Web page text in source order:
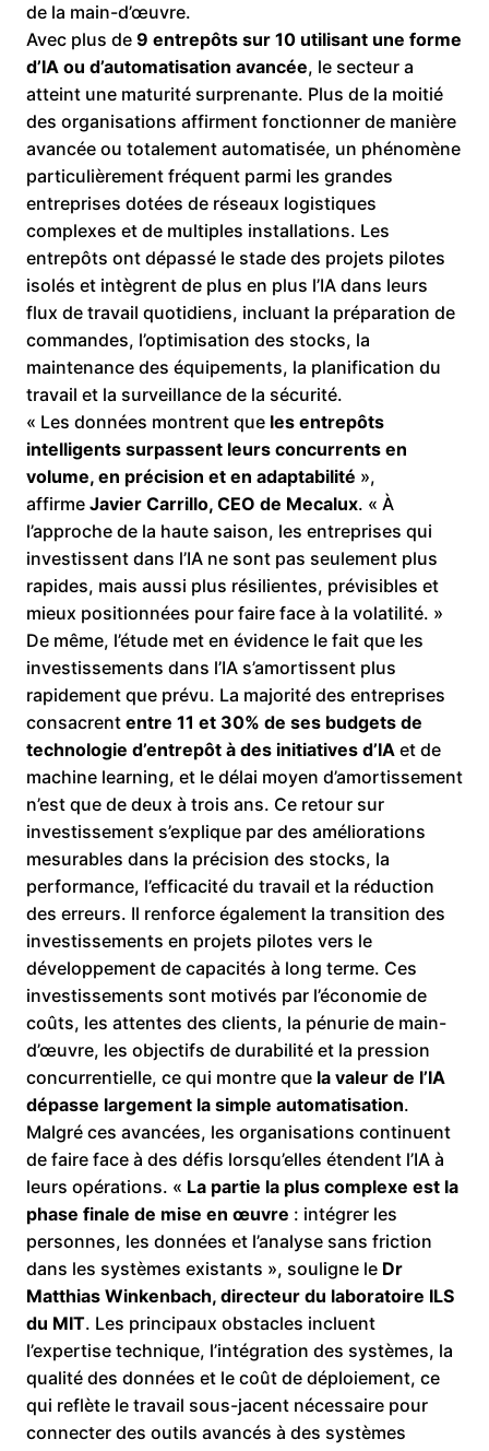
de la main-d’œuvre.
Avec plus de 9 entrepôts sur 10 utilisant une forme
d’IA ou d’automatisation avancée, le secteur a
atteint une maturité surprenante. Plus de la moitié
des organisations affirment fonctionner de manière
avancée ou totalement automatisée, un phénomène
particulièrement fréquent parmi les grandes
entreprises dotées de réseaux logistiques
complexes et de multiples installations. Les
entrepôts ont dépassé le stade des projets pilotes
isolés et intègrent de plus en plus l’IA dans leurs
flux de travail quotidiens, incluant la préparation de
commandes, l’optimisation des stocks, la
maintenance des équipements, la planification du
travail et la surveillance de la sécurité.
« Les données montrent que les entrepôts
intelligents surpassent leurs concurrents en
volume, en précision et en adaptabilité »,
affirme Javier Carrillo, CEO de Mecalux. « À
l’approche de la haute saison, les entreprises qui
investissent dans l’IA ne sont pas seulement plus
rapides, mais aussi plus résilientes, prévisibles et
mieux positionnées pour faire face à la volatilité. »
De même, l’étude met en évidence le fait que les
investissements dans l’IA s’amortissent plus
rapidement que prévu. La majorité des entreprises
consacrent entre 11 et 30% de ses budgets de
technologie d’entrepôt à des initiatives d’IAet de
machine learning, et le délai moyen d’amortissement
n’est que de deux à trois ans. Ce retour sur
investissement s’explique par des améliorations
mesurables dans la précision des stocks, la
performance, l’efficacité du travail et la réduction
des erreurs. Il renforce également la transition des
investissements en projets pilotes vers le
développement de capacités à long terme. Ces
investissements sont motivés par l’économie de
coûts, les attentes des clients, la pénurie de main-
d’œuvre, les objectifs de durabilité et la pression
concurrentielle, ce qui montre que la valeur de l’IA
dépasse largement la simple automatisation.
Malgré ces avancées, les organisations continuent
de faire face à des défis lorsqu’elles étendent l’IA à
leurs opérations. « La partie la plus complexe est la
phase finale de mise en œuvre : intégrer les
personnes, les données et l’analyse sans friction
dans les systèmes existants », souligne le Dr
Matthias Winkenbach, directeur du laboratoire ILS
du MIT. Les principaux obstacles incluent
l’expertise technique, l’intégration des systèmes, la
qualité des données et le coût de déploiement, ce
qui reflète le travail sous-jacent nécessaire pour
connecter des outils avancés à des systèmes